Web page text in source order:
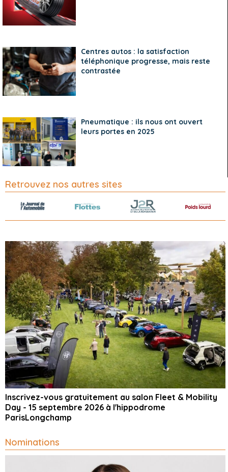
Centres autos : la satisfaction
téléphonique progresse, mais reste
contrastée
Pneumatique : ils nous ont ouvert
leurs portes en 2025
Retrouvez nos autres sites
Inscrivez-vous gratuitement au salon Fleet & Mobility
Day - 15 septembre 2026 à l'hippodrome
ParisLongchamp
Nominations